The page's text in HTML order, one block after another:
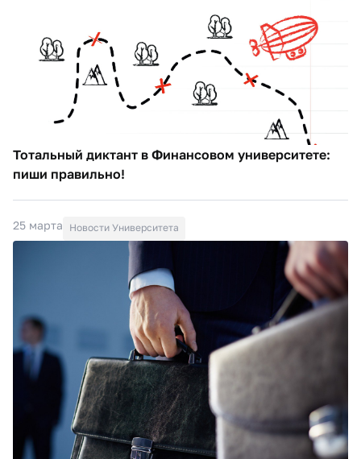
Тотальный диктант в Финансовом университете:
пиши правильно!
25 марта Новости Университета